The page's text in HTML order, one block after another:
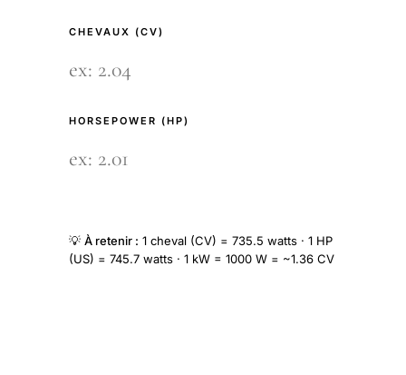
CHEVAUX (CV)
HORSEPOWER (HP)
💡 À retenir : 1 cheval (CV) = 735.5 watts · 1 HP
(US) = 745.7 watts · 1 kW = 1000 W = ~1.36 CV